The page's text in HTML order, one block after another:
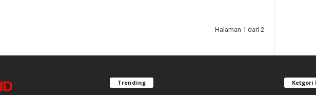
Halaman 1 dari 2
Trending Ketgori